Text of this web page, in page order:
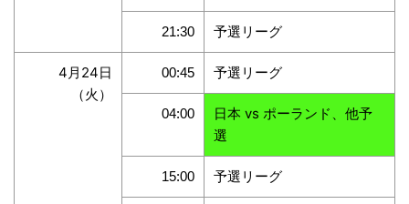
21:30 予選リーグ
4月24日
（火）
00:45 予選リーグ
04:00
日本 vs ポーランド、他予
選
15:00 予選リーグ